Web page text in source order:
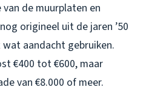
de muurplaten en
origineel uit de jaren ’50
wat aandacht gebruiken.
€400 tot €600, maar
van €8.000 of meer.